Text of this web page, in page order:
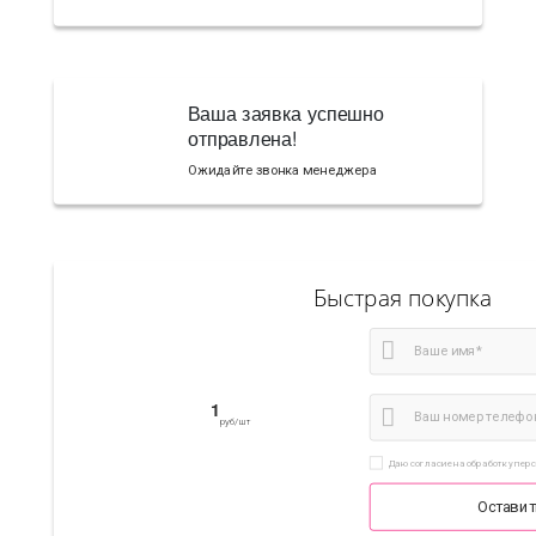
Ваша заявка успешно
отправлена!
Ожидайте звонка менеджера
Быстрая покупка
1 руб/шт
Даю согласие на обработку